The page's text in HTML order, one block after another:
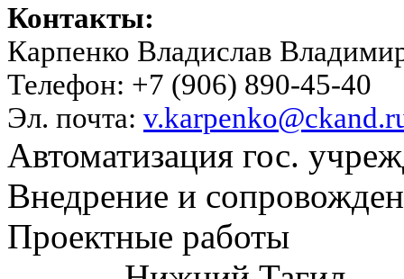
Контакты:
Карпенко Владислав
Телефон: +7 (906) 890-45-40
Эл. почта:
Автоматизация гос.
Внедрение и
Проектные работы